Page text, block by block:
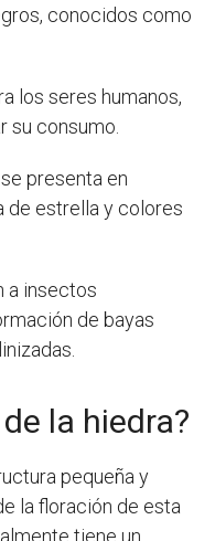
conocidos como
los seres humanos,
su consumo.
se presenta en
de estrella y colores
a insectos
de bayas
la hiedra?
pequeña y
la floración de esta
tiene un